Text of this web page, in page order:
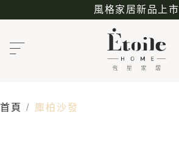
風格家居新品上市
首頁 庫柏沙發